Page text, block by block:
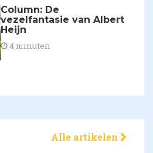
Column: De
vezelfantasie van Albert
Heijn
4 minuten
Alle artikelen